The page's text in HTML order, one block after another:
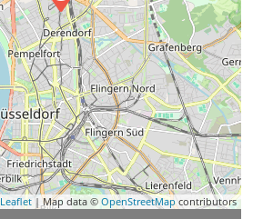
Leaflet | Map data © OpenStreetMap contributors